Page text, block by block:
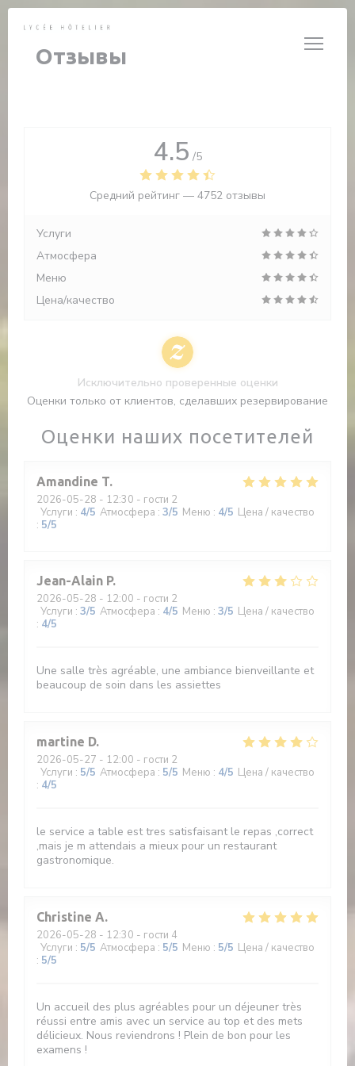
Панель управления cookies
Отзывы
Оценки наших посетителей
Amandine T
2026-05-28 - 12:30 - гости 2
Услуги : 4/5 Атмосфера : 3/5 Меню : 4/5 Цена / качество
: 5/5
Jean-Alain P
2026-05-28 - 12:00 - гости 2
Услуги : 3/5 Атмосфера : 4/5 Меню : 3/5 Цена / качество
: 4/5
Une salle très agréable, une ambiance bienveillante et
beaucoup de soin dans les assiettes
martine D
2026-05-27 - 12:00 - гости 2
Услуги : 5/5 Атмосфера : 5/5 Меню : 4/5 Цена / качество
: 4/5
le service a table est tres satisfaisant le repas ,correct
,mais je m attendais a mieux pour un restaurant
gastronomique.
Christine A
2026-05-28 - 12:30 - гости 4
Услуги : 5/5 Атмосфера : 5/5 Меню : 5/5 Цена / качество
: 5/5
Un accueil des plus agréables pour un déjeuner très
réussi entre amis avec un service au top et des mets
délicieux. Nous reviendrons ! Plein de bon pour les
examens !
4.5 /5
Средний рейтинг — 4752 отзывы
Услуги
Атмосфера
Меню
Цена/качество
Исключительно проверенные оценки
Оценки только от клиентов, сделавших резервирование